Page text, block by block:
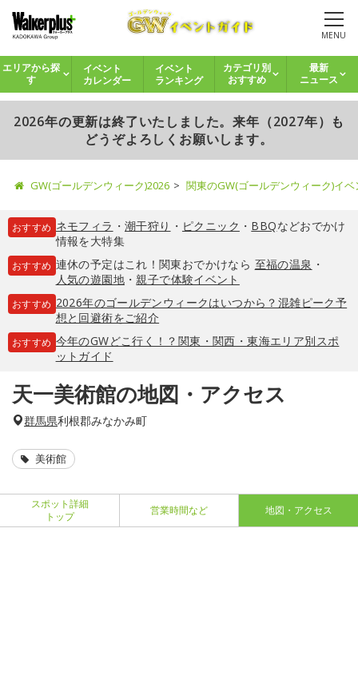
MENU
エリアから探
す
イベント
カレンダー
イベント
ランキング
カテゴリ別
おすすめ
最新
ニュース
2026年の更新は終了いたしました。来年（2027年）も
どうぞよろしくお願いします。
GW(ゴールデンウィーク)2026 関東のGW(ゴールデンウィーク)イ
おすすめ ネモフィラ ・ 潮干狩り ・ ピクニック ・ BBQなどおでかけ
情報を大特集
おすすめ 連休の予定はこれ！関東おでかけなら 至福の温泉 ・
人気の遊園地・親子で体験イベント
おすすめ 2026年のゴールデンウィークはいつから？混雑ピーク予
想と回避術をご紹介
おすすめ 今年のGWどこ行く！？関東・関西・東海エリア別スポ
ットガイド
天一美術館の地図・アクセス
群馬県利根郡みなかみ町
美術館
スポット詳細
トップ
営業時間など 地図・アクセス